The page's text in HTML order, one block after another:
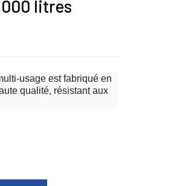
litres
usage est fabriqué en
qualité, résistant aux